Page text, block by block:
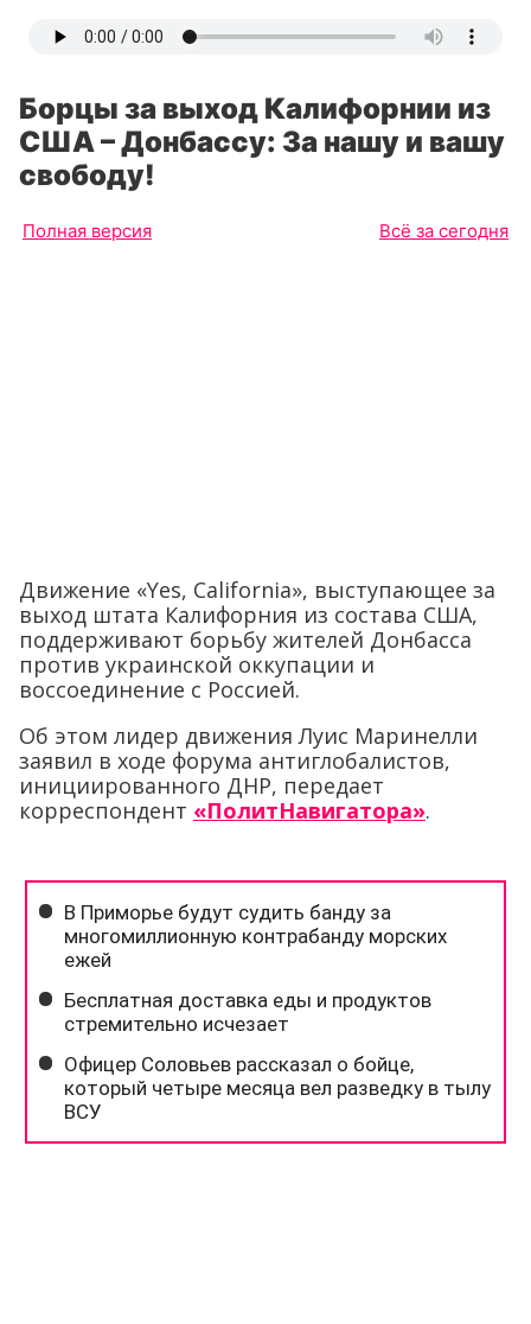
Борцы за выход Калифорнии из
США – Донбассу: За нашу и вашу
свободу!
Полная версия Всё за сегодня
Движение «Yes, California», выступающее за
выход штата Калифорния из состава США,
поддерживают борьбу жителей Донбасса
против украинской оккупации и
воссоединение с Россией.
Об этом лидер движения Луис Маринелли
заявил в ходе форума антиглобалистов,
инициированного ДНР, передает
корреспондент «ПолитНавигатора».